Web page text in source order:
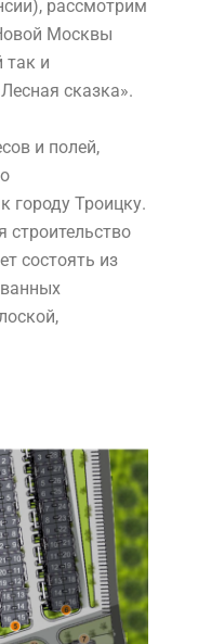
рассмотрим
Москвы
так и
сказка».
и полей,
городу Троицку.
строительство
состоять из